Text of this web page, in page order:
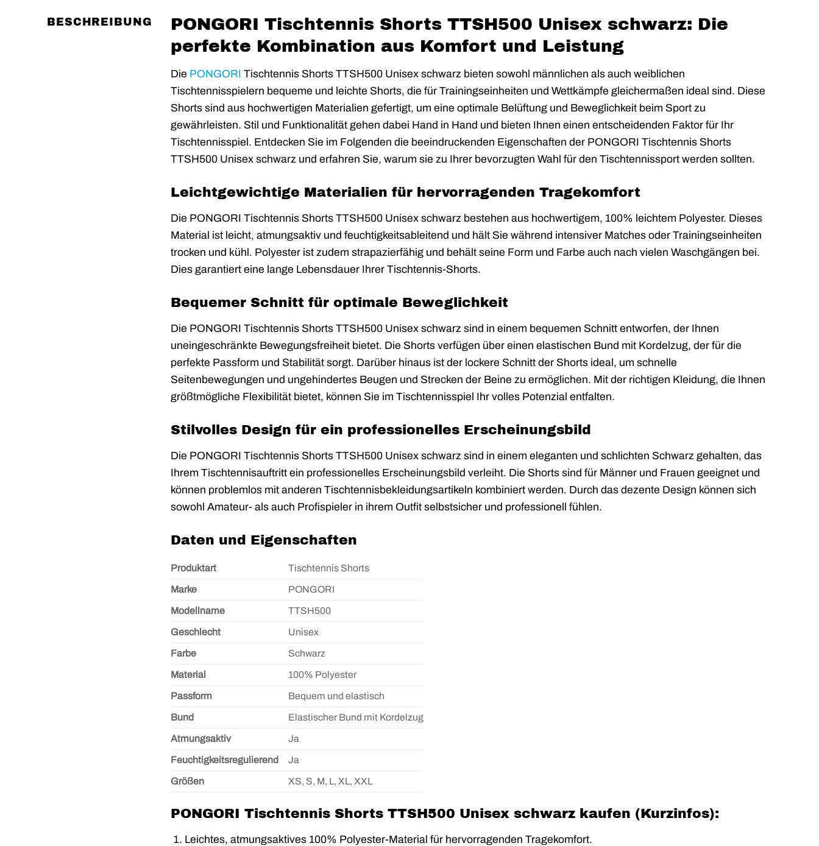
BESCHREIBUNG
PONGORI Tischtennis Shorts TTSH500 Unisex schwarz: Die
perfekte Kombination aus Komfort und Leistung
Die PONGORI Tischtennis Shorts TTSH500 Unisex schwarz bieten sowohl männlichen als auch weiblichen
Tischtennisspielern bequeme und leichte Shorts, die für Trainingseinheiten und Wettkämpfe gleichermaßen ideal sind. Diese
Shorts sind aus hochwertigen Materialien gefertigt, um eine optimale Belüftung und Beweglichkeit beim Sport zu
gewährleisten. Stil und Funktionalität gehen dabei Hand in Hand und bieten Ihnen einen entscheidenden Faktor für Ihr
Tischtennisspiel. Entdecken Sie im Folgenden die beeindruckenden Eigenschaften der PONGORI Tischtennis Shorts
TTSH500 Unisex schwarz und erfahren Sie, warum sie zu Ihrer bevorzugten Wahl für den Tischtennissport werden sollten.
Leichtgewichtige Materialien für hervorragenden Tragekomfort
Die PONGORI Tischtennis Shorts TTSH500 Unisex schwarz bestehen aus hochwertigem, 100% leichtem Polyester. Dieses
Material ist leicht, atmungsaktiv und feuchtigkeitsableitend und hält Sie während intensiver Matches oder Trainingseinheiten
trocken und kühl. Polyester ist zudem strapazierfähig und behält seine Form und Farbe auch nach vielen Waschgängen bei.
Dies garantiert eine lange Lebensdauer Ihrer Tischtennis-Shorts.
Bequemer Schnitt für optimale Beweglichkeit
Die PONGORI Tischtennis Shorts TTSH500 Unisex schwarz sind in einem bequemen Schnitt entworfen, der Ihnen
uneingeschränkte Bewegungsfreiheit bietet. Die Shorts verfügen über einen elastischen Bund mit Kordelzug, der für die
perfekte Passform und Stabilität sorgt. Darüber hinaus ist der lockere Schnitt der Shorts ideal, um schnelle
Seitenbewegungen und ungehindertes Beugen und Strecken der Beine zu ermöglichen. Mit der richtigen Kleidung, die Ihnen
größtmögliche Flexibilität bietet, können Sie im Tischtennisspiel Ihr volles Potenzial entfalten.
Stilvolles Design für ein professionelles Erscheinungsbild
Die PONGORI Tischtennis Shorts TTSH500 Unisex schwarz sind in einem eleganten und schlichten Schwarz gehalten, das
Ihrem Tischtennisauftritt ein professionelles Erscheinungsbild verleiht. Die Shorts sind für Männer und Frauen geeignet und
können problemlos mit anderen Tischtennisbekleidungsartikeln kombiniert werden. Durch das dezente Design können sich
sowohl Amateur- als auch Profispieler in ihrem Outfit selbstsicher und professionell fühlen.
Daten und Eigenschaften
Produktart Tischtennis Shorts
Marke PONGORI
Modellname TTSH500
Geschlecht Unisex
Farbe Schwarz
Material 100% Polyester
Passform Bequem und elastisch
Bund Elastischer Bund mit Kordelzug
Atmungsaktiv Ja
Feuchtigkeitsregulierend Ja
Größen XS, S, M, L, XL, XXL
PONGORI Tischtennis Shorts TTSH500 Unisex schwarz kaufen (Kurzinfos):
Leichtes, atmungsaktives 100% Polyester-Material für hervorragenden Tragekomfort.